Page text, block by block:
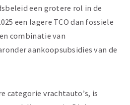
een grotere rol in de
een lagere TCO dan fossiele
combinatie van
aankoopsubsidies van de
categorie vrachtauto’s, is